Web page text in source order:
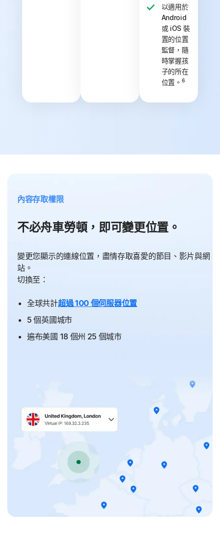
以適用於
Android
或 iOS 裝
置的位置
監督，隨
時掌握孩
子的所在
位置。 6
內容存取權限
不必舟車勞頓，即可變更位置。
變更您顯示的連線位置，盡情存取喜愛的節目、影片與網
站。
切換至：
全球共計超過 100 個伺服器位置
5 個英國城市
遍布美國 18 個州 25 個城市